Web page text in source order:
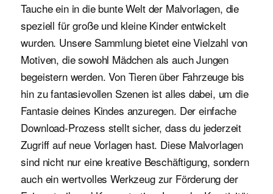
Tauche ein in die bunte Welt der Malvorlagen, die
speziell für große und kleine Kinder entwickelt
wurden. Unsere Sammlung bietet eine Vielzahl von
Motiven, die sowohl Mädchen als auch Jungen
begeistern werden. Von Tieren über Fahrzeuge bis
hin zu fantasievollen Szenen ist alles dabei, um die
Fantasie deines Kindes anzuregen. Der einfache
Download-Prozess stellt sicher, dass du jederzeit
Zugriff auf neue Vorlagen hast. Diese Malvorlagen
sind nicht nur eine kreative Beschäftigung, sondern
auch ein wertvolles Werkzeug zur Förderung der